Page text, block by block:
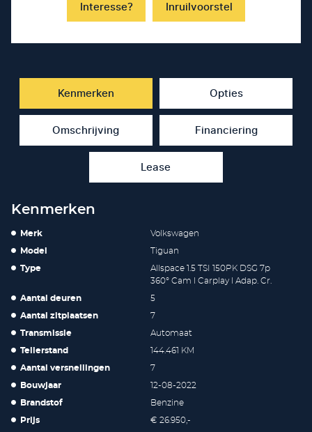
Interesse? Inruilvoorstel
Kenmerken Opties
Omschrijving Financiering
Lease
Kenmerken
Merk Volkswagen
Model Tiguan
Type
Allspace 1.5 TSI 150PK DSG 7p
360° Cam l Carplay l Adap. Cr.
Aantal deuren 5
Aantal zitplaatsen 7
Transmissie Automaat
Tellerstand 144.461 KM
Aantal versnellingen 7
Bouwjaar 12-08-2022
Brandstof Benzine
Prijs € 26.950,-